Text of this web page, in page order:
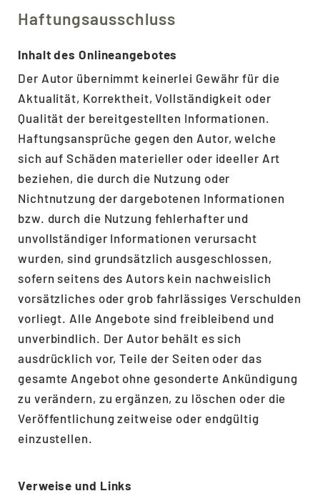
Haftungsausschluss
Inhalt des Onlineangebotes
Der Autor übernimmt keinerlei Gewähr für die
Aktualität, Korrektheit, Vollständigkeit oder
Qualität der bereitgestellten Informationen.
Haftungsansprüche gegen den Autor, welche
sich auf Schäden materieller oder ideeller Art
beziehen, die durch die Nutzung oder
Nichtnutzung der dargebotenen Informationen
bzw. durch die Nutzung fehlerhafter und
unvollständiger Informationen verursacht
wurden, sind grundsätzlich ausgeschlossen,
sofern seitens des Autors kein nachweislich
vorsätzliches oder grob fahrlässiges Verschulden
vorliegt. Alle Angebote sind freibleibend und
unverbindlich. Der Autor behält es sich
ausdrücklich vor, Teile der Seiten oder das
gesamte Angebot ohne gesonderte Ankündigung
zu verändern, zu ergänzen, zu löschen oder die
Veröffentlichung zeitweise oder endgültig
einzustellen.
Verweise und Links